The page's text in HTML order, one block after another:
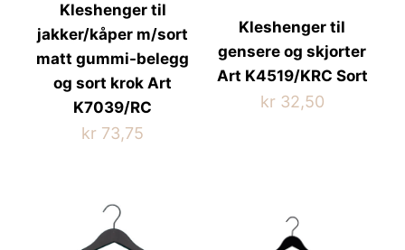
Kleshenger til
jakker/kåper m/sort
matt gummi-belegg
og sort krok Art
K7039/RC
kr 73,75
Kleshenger til
gensere og skjorter
Art K4519/KRC Sort
kr 32,50